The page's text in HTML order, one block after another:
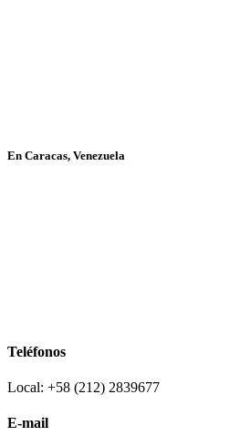
En Caracas, Venezuela
Teléfonos
Local: +58 (212) 2839677
E-mail